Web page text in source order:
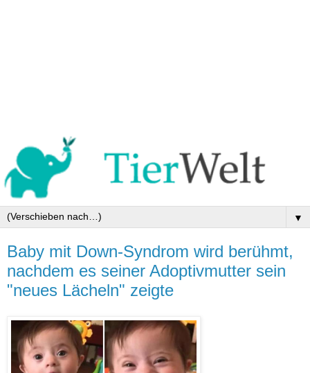
▼
Baby mit Down-Syndrom wird berühmt,
nachdem es seiner Adoptivmutter sein
"neues Lächeln" zeigte